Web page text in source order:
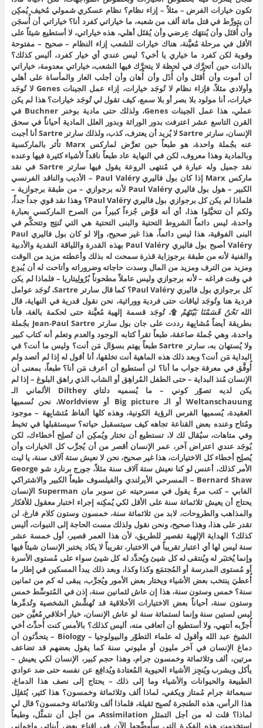
تكون خيارات الفرض – مثلاً – إزاء نظام؟ نظام عسكري شمولي مُخيف يُمكِن
أن يتورَّط في قتل مائة ألف من شعبه، ما خياراتي كفرد أنا؟ خياراتي أن أُسجَن
وأن أُقتَل وأن يُنتهَك عِرضي وأن يُقتَل أهلي، هذه خياراتي، لا أستطيع شيئاً على
الأقل في مرحلة مُعيَّنة، هناك خيارات للشعب إزاء النظام – صحيح – مفتوحة
وقوية لكن كفرد ما خياري يا أخي؟ ليس عندي أي خيار كفرد، أليس كذلك؟
بالذات حين أتحرَّك في لحظة لا يتحرَّك فيها الشعب، خياراتي معدومة، خياراتي
أن أموت وأن أُقتَل وأن أُذَل وأن أُهان وأن أجلب العار والمأساة على أهلي
وأولادي مثلاً، فإزاء نظام لا تُوجَد خيارات، إزاء عمل الجينات Genes لا تُوجَد
خيارات، أنا مولود بلا بصر أو بلا سمع، كيف تقول لي تُوجَد خيارات؟ هذا لم يكن
عملي، هذا عمل الجينات Genes، ولذلك حتى مادية بوخنر Buchner في
القرن التاسع عشر اعترفت بدور الوراثة وبدور العلل المادية أحياناً في سحق
الإنسان، سارتر Sartre لا يُريد أن يعترف، كذب، ولذلك سارتر Sartre أنا أجبت
عنه بجُملة واحدة، هو طبعاً حين تعرَّض لماركس Marx تأثر بالماركسية
وبالمادية وهذا معروف، لكن في النهاية عاد طبعاً ناقداً لأشياء كثيرة فيها وعنده
نقد جميل وله عبارة في مُنتهى الروعة يقول فيها سارتر Sartre في نقد
ماركس Marx إذا كان بول فاليري Paul Valéry – الأديب والناقد الفرنسي
الكبير – هول بول فاليري Paul Valéry لأنه برجوازي – من طبقة برجوازية –
فلماذا لم يكن كل برجوازي بول فاليري Paul Valéry؟ وهذا نقد قوي جداً جداً،
ولكم أن تتخيَّلوا هذا، أي أنه قوَّض جُزءاً كبيراً من الصرح الماركسي بعبارة
واحدة، ليس دائماً الشروط التحتية والبنى التحتية هي التي تُنتِج وتتحكَّم في
البنى الفوقية، هذا ليس دائماً، هذا غير صحيح، وإلا لو كان بول فاليري Paul
Valéry أصبح بول فاليري Paul Valéry بهذه القدرة واللياقة النقدية والأدبية
والفنية لأنه من طبقة برجوزاية قذرة سمحت له بذلك وأعطته مزيد من الوقت
ومزيد من الترف ومزيد من المال وسدت حاجاته وضروراته وأتاحت له أن يُبدِع
في وقت فراغه – لأنه برجوازي وليس عاملاً مطحوناً بُرُولِيتاريا – فلماذا لم يكن
كل برجوازي بول فاليري Paul Valéry؟ كما قال سارتر Sartre، تُوجَد عوامل
فردية هنا وتُوجَد لياقات حتى فردية ووراثية، نحن نقول قدرية في النهاية، قال
اللهنَحْنُ قَسَمْنَا بَيْنَهُمْ ۩، تُوجَد قسمة إلهية مُعيَّنة حتى لحكمة بالغة، فأنا
بطريقة أيضاً مُشابِهة رددت على جان بول سارتر Jean-Paul Sartre بجُملة
واحدة، وهي جُملة صاعقة، طبعاً تقرأ كتابه الوجود والعدم وتعلم أنه كتاب كبير
ولا يُستهان به، سارتر Sartre طبعاً يهتم بسؤال مَن أنت؟ وليس ما أنت؟ في
البداية مَن أنت؟ وبعد ذلك هذه الماهية أنت تخلقها، أنا أقول له إذا لم أتصد ولم
أُوفَّق في معرفة جواب ما أنا؟ لن أستطيع أن أعرف مَن أنا؟ طبعاً، بمعنى أن
الإنسان مُنذ البداية – حتى الطفل المُراهِق أو الشاب الذي راهق البلوغ – إذا لم
يكن لديه تصوّر كوني – ما يُسميه دلتاي Dilthey الألماني الـ
Weltanschauung أو الـ Big picture أو Worldview، نحن نُسميها
العقيدة، يُسميها الفرس الرؤية الكونية، وهذه كلها ألفاظ مُتشابِهة – موجود
ومُتاح وعنده بعض القناعة تجاهه كيف سيتسقبل حياته؟ سيستقبلها في تخبط
وفي متاهات، سيُقال لك لا، تستطيع أن تختار ويُمكِن أن تُصلِح أخطاءك، لكن
يُوجَد عندي اعتراض آخر، عمر الإنسان أقصر من أن يُجرِّب كل الخيارات وأن
يُصلِح أخطاء كل الاختيارات، هذا غير صحيح، نحن لا نعيش ستة آلاف سنة، يا ليت
الأمر كذلك، أعنس لو كنا نعيش ستة آلاف سنة مثلاً، جورج برنارد شو George
Bernard Shaw – المسرحي الأيرلندي والفيلسوف طبعاً الكبير والاشتراكي
الفابي – كتب مرةُ يقول في مسرحيته عن سوبر مان Superman الإنسان
يحتاج أن يعيش ثلاثمائة سنة على الأقل لكي يُمكِنه إجراء اختبار معقول للأفكار
والمذاهب والطروحات، لابد من ثلاثمائة سنة، خمسون وستون كلام فارغ، لن
تقدر على هذا، وهذا صحيح، ونحن نقول ولذلك مست الحاجة إلى النبوات، أليس
كذلك؟ الهداية الإلهية تقصير للطريق، لأن هذا العمر قصير، أول خمسة عشر
سنة ليس لها أي اعتبار تقريباً في الاختبار، تقريباً لا يكاد يختبر الإنسان شيئاً فيها
وإنما يُختبَر له ويُنتقى له كل شيئ ويُحدَّد له كل شيئ سواء على مُستوى الأسرة
أو مُستوى المدرسة أو المُجتمَع وكذا وكذا، وبعد ذلك يبدأ المسكين في إطار ما
أُعطيَ ينتخب بعض الأشياء ويختار بعض الأمور ويُجرِّب، يبقى له كم من ثمانين
سنة؟ خمس وستون سنة، هذا إن عاش لثمانين سنة، إذن في المُتوسِّط خمس
وستون سنة، أحياناً بعض الاختيارات الأخلاقية قد تُهشِّش الشخصية وتُدمِّرها
ليس لستين سنة وإنما لستمائة سنة لو عاش الإنسان، خيار أخلاقي مُعيَّن حين
أُجرِّبه أنتهي، ولا أستطيع أن أتعافى منه، أليس كذلك؟ بالأمس كنت أُحدِّث أخي
الشيخ عبد الله وأقول له علماء التطوّر والبيولوجيا – Biology – يتحدَّثون أن
دماغ الإنسان في آخر مليون أو مليوني سنة كما يقول بعضهم قد تضاعف
مرتين، ألف وثلاثمائة وخمسون جرام، وهذا حجم كبير، الإنسان لكي يعيش –
يأكل ويشرب ويُنجِز الأشياء الحيوية المُعتادة ويُدافِع عن نفسه حتى ضد عوادي
الطبيعة والحيوانات والأشياء وما إلى ذلك – يحتاج إلى نصف هذا الدماغ،
سبعمائة جرام مُمتاز ويكفي، لماذا ألف وثلاثمائة وخمسون؟ هذا كثير، يُثقلِل
هذا الرأس، هذه الطنجرة تُصبِح ثقيلة، فلماذا ألف وثلاثمائة وخمسون؟ قال لي
لماذا؟ قلت له من أجل التمثل Assimilation، من أجل أن نتمثَّل، وطبعاً
استخدمت هذه الفكرة التي سأُوضِّحها الآن في إقناع بعض أبنائي وإخواني